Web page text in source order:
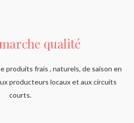
qualité
produits frais , naturels, de saison en
producteurs locaux et aux circuits
courts.